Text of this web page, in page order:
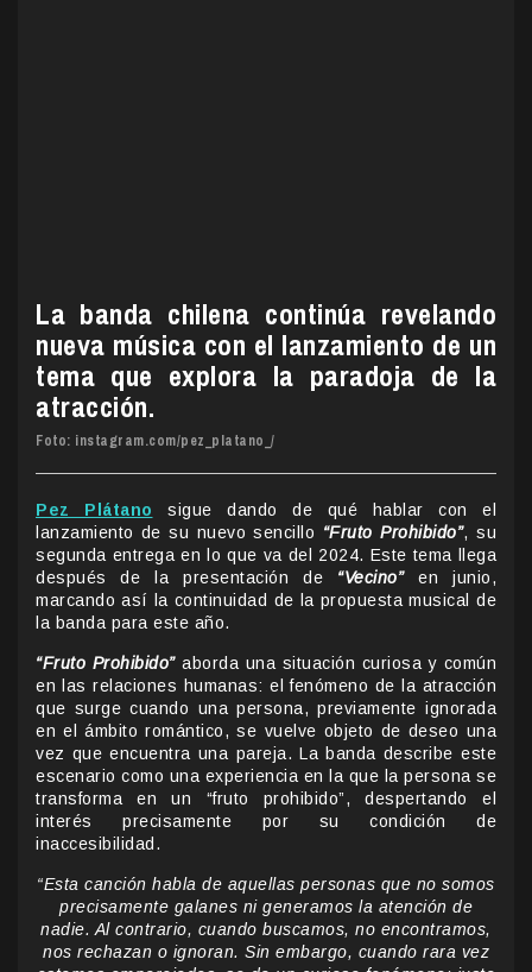
La banda chilena continúa revelando
nueva música con el lanzamiento de un
tema que explora la paradoja de la
atracción.
Foto: instagram.com/pez_platano_/
Pez Plátano sigue dando de qué hablar con el
lanzamiento de su nuevo sencillo “Fruto Prohibido”, su
segunda entrega en lo que va del 2024. Este tema llega
después de la presentación de “Vecino”en junio,
marcando así la continuidad de la propuesta musical de
la banda para este año.
“Fruto Prohibido”aborda una situación curiosa y común
en las relaciones humanas: el fenómeno de la atracción
que surge cuando una persona, previamente ignorada
en el ámbito romántico, se vuelve objeto de deseo una
vez que encuentra una pareja. La banda describe este
escenario como una experiencia en la que la persona se
transforma en un “fruto prohibido”, despertando el
interés precisamente por su condición de
inaccesibilidad.
“Esta canción habla de aquellas personas que no somos
precisamente galanes ni generamos la atención de
nadie. Al contrario, cuando buscamos, no encontramos,
nos rechazan o ignoran. Sin embargo, cuando rara vez